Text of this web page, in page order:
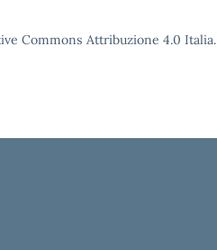
Commons Attribuzione 4.0 Italia.